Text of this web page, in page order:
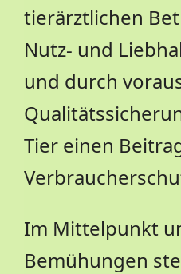
tierärztlichen
Nutz- und
und durch
Tier einen
Im Mittelpunkt
Bemühungen